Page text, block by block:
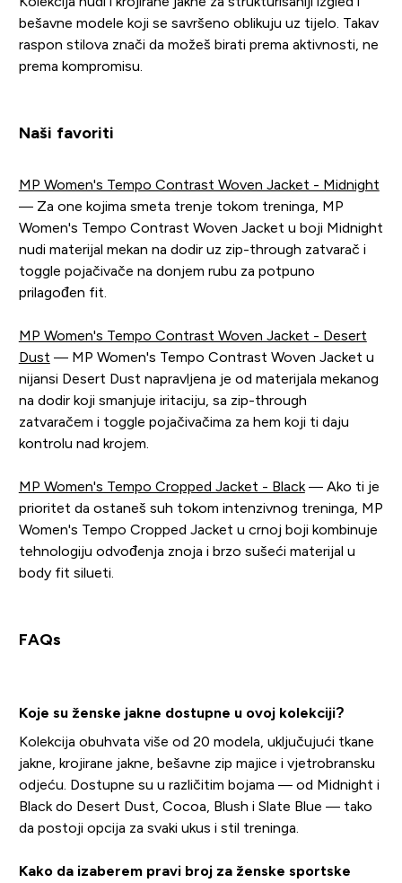
bešavne modele koji se savršeno oblikuju uz tijelo. Takav
raspon stilova znači da možeš birati prema aktivnosti, ne
prema kompromisu.
Naši favoriti
MP Women's Tempo Contrast Woven Jacket - Midnight
— Za one kojima smeta trenje tokom treninga, MP
Women's Tempo Contrast Woven Jacket u boji Midnight
nudi materijal mekan na dodir uz zip-through zatvarač i
toggle pojačivače na donjem rubu za potpuno
prilagođen fit.
MP Women's Tempo Contrast Woven Jacket - Desert
Dust — MP Women's Tempo Contrast Woven Jacket u
nijansi Desert Dust napravljena je od materijala mekanog
na dodir koji smanjuje iritaciju, sa zip-through
zatvaračem i toggle pojačivačima za hem koji ti daju
kontrolu nad krojem.
MP Women's Tempo Cropped Jacket - Black— Ako ti je
prioritet da ostaneš suh tokom intenzivnog treninga, MP
Women's Tempo Cropped Jacket u crnoj boji kombinuje
tehnologiju odvođenja znoja i brzo sušeći materijal u
body fit silueti.
FAQs
Koje su ženske jakne dostupne u ovoj kolekciji?
Kolekcija obuhvata više od 20 modela, uključujući tkane
jakne, krojirane jakne, bešavne zip majice i vjetrobransku
odjeću. Dostupne su u različitim bojama — od Midnight i
Black do Desert Dust, Cocoa, Blush i Slate Blue — tako
da postoji opcija za svaki ukus i stil treninga.
Kako da izaberem pravi broj za ženske sportske